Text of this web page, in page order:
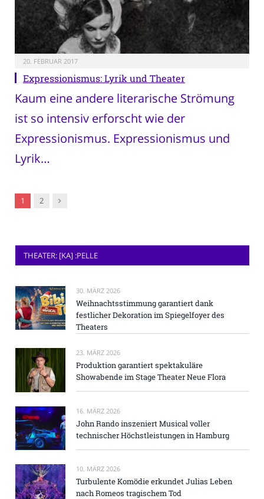
20. FEBRUAR 2017
Expressionismus: Lyrik und Theater
Kaum eine andere literarische Strömung
ist so intensiv erforscht wie der
Expressionismus. Expressionismus und
Lyrik…
1 2 Nachfolger
THEATER: [KA] :PELLE
30. MÄRZ 2026
Weihnachtsstimmung garantiert dank
festlicher Dekoration im Spiegelfoyer des
Theaters
23. MÄRZ 2026
Produktion garantiert spektakuläre
Showabende im Stage Theater Neue Flora
16. MÄRZ 2026
John Rando inszeniert Musical voller
technischer Höchstleistungen in Hamburg
10. MÄRZ 2026
Turbulente Komödie erkundet Julias Leben
nach Romeos tragischem Tod